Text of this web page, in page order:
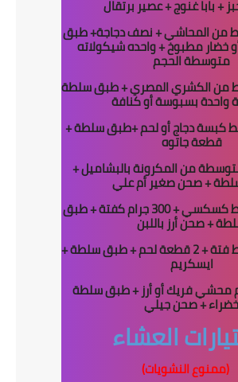
+ بابا غنوج + عصير برتقال
من المحاشي + نصف دجاجة+ طبق
خضار مطبوخ + واحده شيكولاته
متوسطة الحجم
من الكشري المصري + طبق سلطة
بسبوسة أو كنافة
كبسة دجاج أو لحم +طبق سلطة +
قطعة جاتوه
متوسطة من المكرونة بالبشاميل +
+ صحن صغير أم علي
أو طبق متوسط كسكسي + 300 جرام كفتة + طبق
+ صحن أرز باللبن
أو طبق متوسط فتة + 2 قطعة لحم + طبق سلطة +
ايسكريم
محشي فريك أو أرز + طبق سلطة
خضراء + صحن جيلي
العشاء
(ممنوع النشويات)